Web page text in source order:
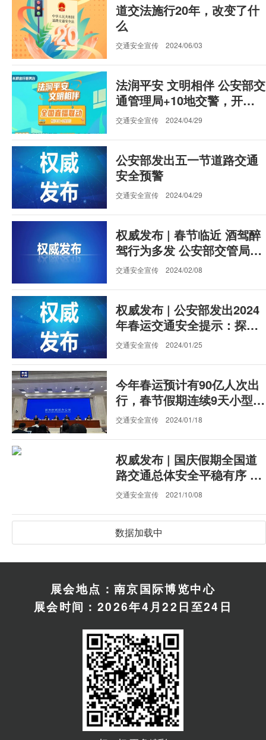
道交法施行20年，改变了什
么
交通安全宣传 2024/06/03
法润平安 文明相伴 公安部交
通管理局+10地交警，开展
道交法实施20周年主题联动
交通安全宣传 2024/04/29
公安部发出五一节道路交通
安全预警
交通安全宣传 2024/04/29
权威发布 | 春节临近 酒驾醉
驾行为多发 公安部交管局部
署开展全国集中整治行动
交通安全宣传 2024/02/08
权威发布 | 公安部发出2024
年春运交通安全提示：探亲
旅游出行集中 低温雨雪天气
交通安全宣传 2024/01/25
今年春运预计有90亿人次出
行，春节假期连续9天小型客
车免费通行！
交通安全宣传 2024/01/18
权威发布 | ​国庆假期全国道
路交通总体安全平稳有序 未
发生重大交通事故 全国有5
交通安全宣传 2021/10/08
权威发布 | 国庆假期人流车
流物流集中 公安部交管局发
布节日交通安全预警
公安部持续调度指导各地公
灾工作
交通安全宣传 2023/08/11
树牢“一个理念”紧抓“两条路
径”全力实现“减量控大”道路
交通事故预防工作目标
交通安全宣传 2020/03/24